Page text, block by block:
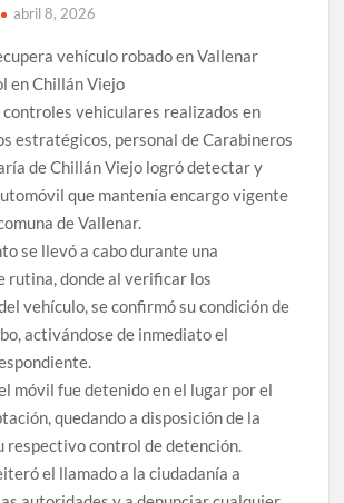
abril 8, 2026
vehículo robado en Vallenar
en Chillán Viejo
controles vehiculares realizados en
estratégicos, personal de Carabineros
de Chillán Viejo logró detectar y
que mantenía encargo vigente
de Vallenar.
se llevó a cabo durante una
rutina, donde al verificar los
vehículo, se confirmó su condición de
activándose de inmediato el
móvil fue detenido en el lugar por el
quedando a disposición de la
respectivo control de detención.
el llamado a la ciudadanía a